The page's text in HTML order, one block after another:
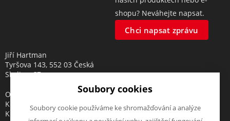
shopu? Neváhejte napsat.
Chci napsat zprávu
Jiří Hartman
Tyršova 143, 552 03 Česká
Skalice, CZ
Obchodní rejstřík vedený u
Krajského soudu v Hradci
Králové, oddíl A, vložka 18553
Soubory cookies
Soubory cookie používáme ke shromažďování a analýze